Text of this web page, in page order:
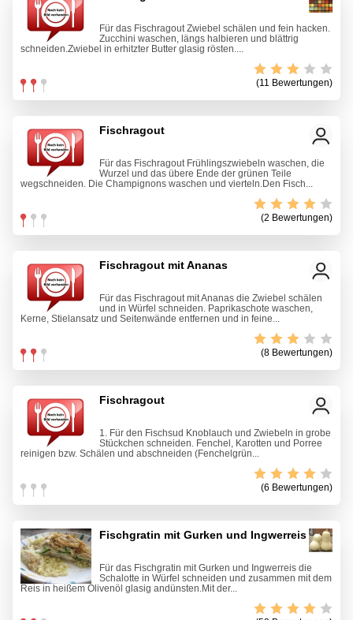
Für das Fischragout Zwiebel schälen und fein hacken.
Zucchini waschen, längs halbieren und blättrig
schneiden.Zwiebel in erhitzter Butter glasig rösten....
(11 Bewertungen)
Fischragout
Für das Fischragout Frühlingszwiebeln waschen, die
Wurzel und das übere Ende der grünen Teile
wegschneiden. Die Champignons waschen und vierteln.Den Fisch...
(2 Bewertungen)
Fischragout mit Ananas
Für das Fischragout mit Ananas die Zwiebel schälen
und in Würfel schneiden. Paprikaschote waschen,
Kerne, Stielansatz und Seitenwände entfernen und in feine...
(8 Bewertungen)
Fischragout
1. Für den Fischsud Knoblauch und Zwiebeln in grobe
Stückchen schneiden. Fenchel, Karotten und Porree
reinigen bzw. Schälen und abschneiden (Fenchelgrün...
(6 Bewertungen)
Fischgratin mit Gurken und Ingwerreis
Für das Fischgratin mit Gurken und Ingwerreis die
Schalotte in Würfel schneiden und zusammen mit dem
Reis in heißem Olivenöl glasig andünsten.Mit der...